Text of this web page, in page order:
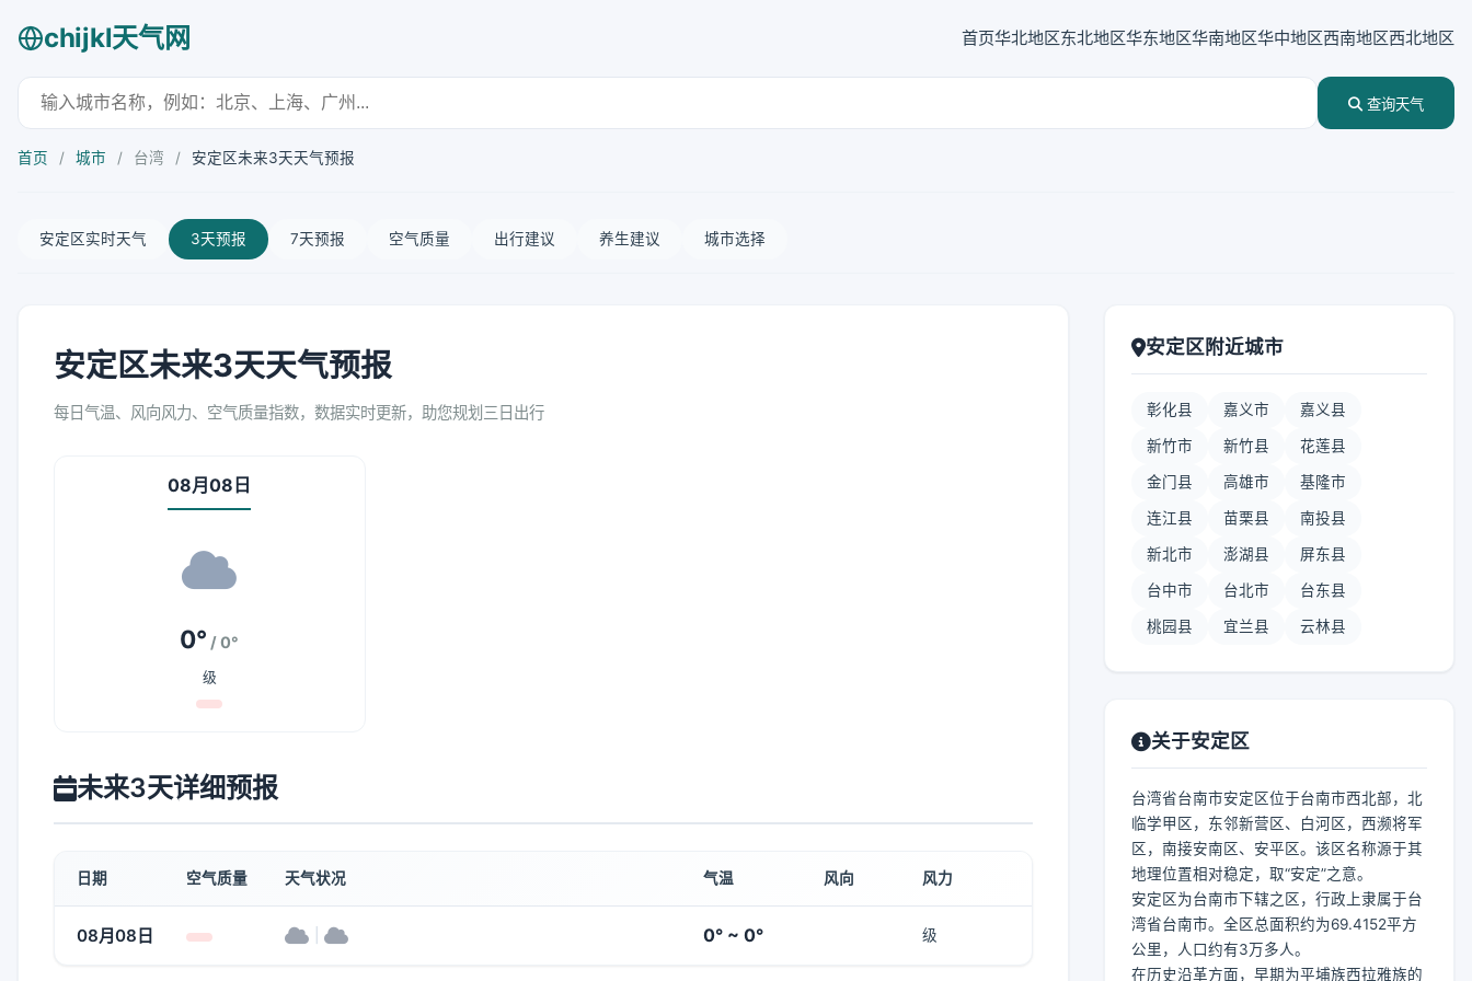
chijkl天气网 首页华北地区东北地区华东地区华南地区华中地区西南地区西北地区
查询天气
首页 / 城市 / 台湾 / 安定区未来3天天气预报
安定区实时天气 3天预报 7天预报 空气质量 出行建议 养生建议 城市选择
安定区未来3天天气预报
每日气温、风向风力、空气质量指数，数据实时更新，助您规划三日出行
08月08日
0° / 0°
级
未来3天详细预报
日期 空气质量 天气状况 气温 风向 风力
08月08日 0° ~ 0° 级
安定区附近城市
彰化县 嘉义市 嘉义县
新竹市 新竹县 花莲县
金门县 高雄市 基隆市
连江县 苗栗县 南投县
新北市 澎湖县 屏东县
台中市 台北市 台东县
桃园县 宜兰县 云林县
关于安定区
台湾省台南市安定区位于台南市西北部，北
临学甲区，东邻新营区、白河区，西濒将军
区，南接安南区、安平区。该区名称源于其
地理位置相对稳定，取“安定”之意。
安定区为台南市下辖之区，行政上隶属于台
湾省台南市。全区总面积约为69.4152平方
公里，人口约有3万多人。
在历史沿革方面，早期为平埔族西拉雅族的